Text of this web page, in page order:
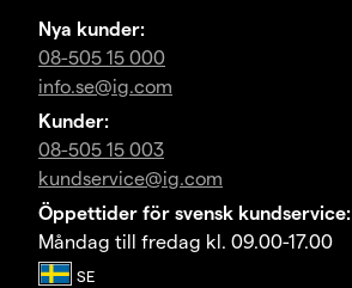
Nya kunder:
08-505 15 000
info.se@ig.com
Kunder:
08-505 15 003
kundservice@ig.com
Öppettider för svensk kundservice:
Måndag till fredag kl. 09.00-17.00